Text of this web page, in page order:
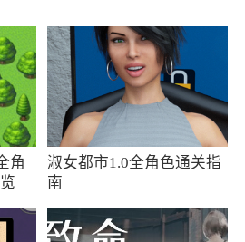
险时刻随时可以加入
->小猪妖职业，2星【御风
->小猪妖职业，卡牌【妙蹄
角
淑女都市1.0全角色通关指
南